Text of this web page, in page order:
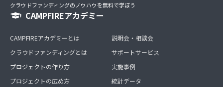
クラウドファンディングのノウハウを無料で学ぼう
CAMPFIREアカデミー
CAMPFIREアカデミーとは
クラウドファンディングとは
プロジェクトの作り方
プロジェクトの広め方
説明会・相談会
サポートサービス
実施事例
統計データ